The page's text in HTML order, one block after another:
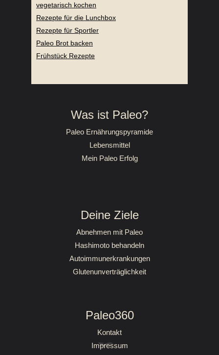
vegetarisch kochen
Rezepte für die Lunchbox
Rezepte für Sportler
Paleo Brot backen
Frühstück Rezepte
Was ist Paleo?
Paleo Ernährungspyramide
Lebensmittel
Mein Paleo Erfolg
Deine Ziele
Abnehmen mit Paleo
Hashimoto behandeln
Autoimmunerkrankungen
Glutenunverträglichkeit
Paleo360
Kontakt
Impressum